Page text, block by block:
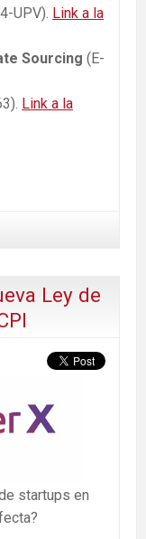
UPV). Link a la
Sourcing (E-
Link a la
Ley de
startups en